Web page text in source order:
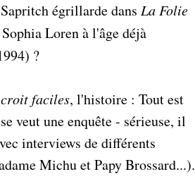
égrillarde dans La Folie
Loren à l'âge déjà
?
croit faciles, l'histoire : Tout est
veut une enquête - sérieuse, il
interviews de différents
Michu et Papy Brossard...).